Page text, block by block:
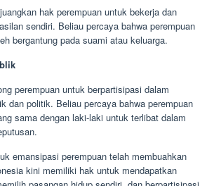
hak perempuan untuk bekerja dan
sendiri. Beliau percaya bahwa perempuan
bergantung pada suami atau keluarga.
perempuan untuk berpartisipasi dalam
dan politik. Beliau percaya bahwa perempuan
sama dengan laki-laki untuk terlibat dalam
emansipasi perempuan telah membuahkan
kini memiliki hak untuk mendapatkan